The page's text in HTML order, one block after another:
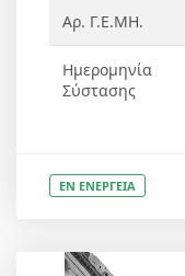
Αρ. Γ.Ε.ΜΗ.
Ημερομηνία
Σύστασης
ΕΝ ΕΝΕΡΓΕΙΑ